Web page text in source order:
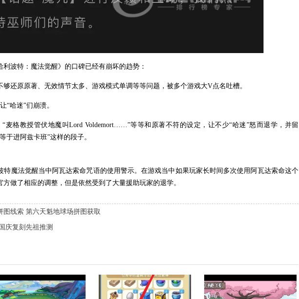
波特：魔法觉醒》的口碑已经有崩坏的趋势：
还原原著、无效情节太多、游戏模式单调等等问题，被多个游戏大V点名吐槽。
“哈迷”们崩溃。
“麦格教授管伏地魔叫Lord Voldemort……”等等和原著不符的设定，让不少“哈迷”怒而退学，并留
于进阿兹卡班”这样的段子。
特魔法觉醒当中阿瓦达索命咒语的使用警示。在游戏当中如果玩家长时间多次使用阿瓦达索命这个
做了相应的调整，但是依然受到了大量援助玩家的退学。
图线索 第六天魁地球场拼图获取
庆复刻先祖推测